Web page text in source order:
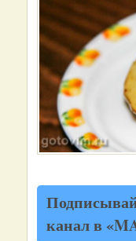
канал в